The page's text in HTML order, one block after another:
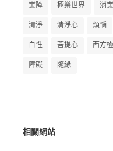
業障 極樂世界 消
清淨 清淨心 煩惱
自性 菩提心 西方
障礙 隨緣
相關網站